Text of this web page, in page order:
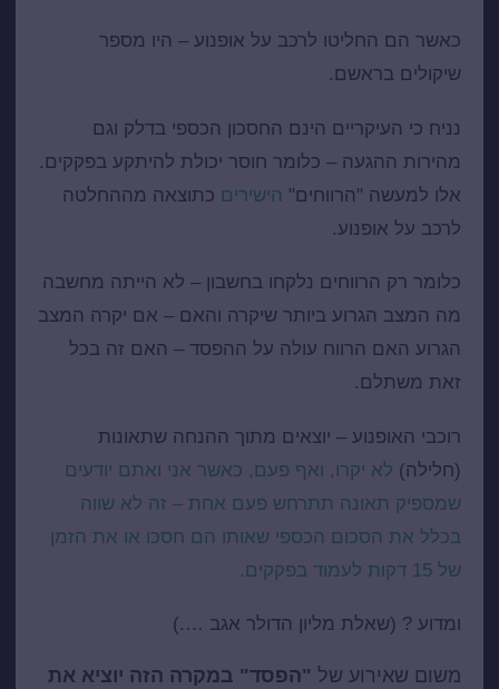
כאשר הם החליטו לרכב על אופנוע – היו מספר
שיקולים בראשם.
נניח כי העיקריים הינם החסכון הכספי בדלק וגם
מהירות ההגעה – כלומר חוסר יכולת להיתקע בפקקים.
אלו למעשה "הרווחים" הישירים כתוצאה מההחלטה
לרכב על אופנוע.
כלומר רק הרווחים נלקחו בחשבון – לא הייתה מחשבה
מה המצב הגרוע ביותר שיקרה והאם – אם יקרה המצב
הגרוע האם הרווח עולה על ההפסד – האם זה בכל
זאת משתלם.
רוכבי האופנוע – יוצאים מתוך ההנחה שתאונות
(חלילה) לא יקרו, ואף פעם, כאשר אני ואתם יודעים
שמספיק תאונה תתרחש פעם אחת – זה לא שווה
בכלל את הסכום הכספי שאותו הם חסכו או את הזמן
של 15 דקות לעמוד בפקקים.
ומדוע ? (שאלת מליון הדולר אגב ….)
משום שאירוע של "הפסד" במקרה הזה יוציא את